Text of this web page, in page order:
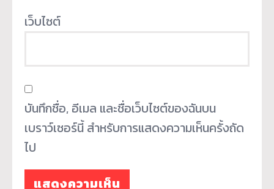
เว็บไซต์
บันทึกชื่อ, อีเมล และชื่อเว็บไซต์ของฉันบน
เบราว์เซอร์นี้ สำหรับการแสดงความเห็นครั้งถัด
ไป